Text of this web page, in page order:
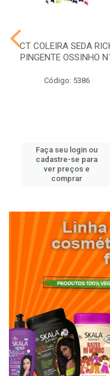
CT COLEIRA SEDA
PINGENTE OSSINHO
Código: 5386
Faça seu login ou
cadastre-se para
ver preços e
comprar